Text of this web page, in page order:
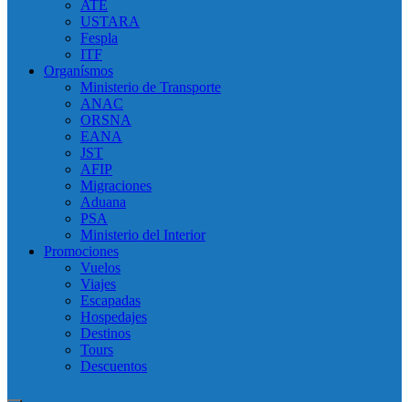
ATE
USTARA
Fespla
ITF
Organísmos
Ministerio de Transporte
ANAC
ORSNA
EANA
JST
AFIP
Migraciones
Aduana
PSA
Ministerio del Interior
Promociones
Vuelos
Viajes
Escapadas
Hospedajes
Destinos
Tours
Descuentos